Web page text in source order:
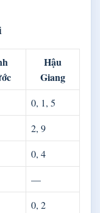
Hậu
Giang
0, 1, 5
2, 9
0, 4
—
0, 2